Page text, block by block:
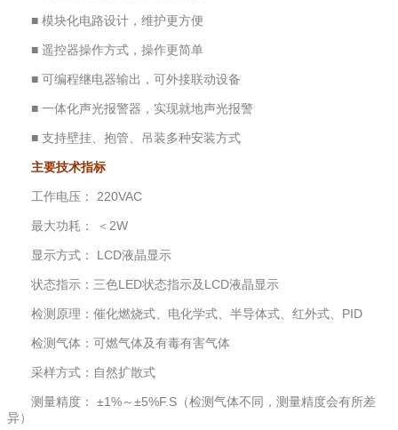
■ 模块化电路设计，维护更方便
■ 遥控器操作方式，操作更简单
■ 可编程继电器输出，可外接联动设备
■ 一体化声光报警器，实现就地声光报警
■ 支持壁挂、抱管、吊装多种安装方式
主要技术指标
工作电压： 220VAC
最大功耗： ＜2W
显示方式： LCD液晶显示
状态指示：三色LED状态指示及LCD液晶显示
检测原理：催化燃烧式、电化学式、半导体式、红外式、PID
检测气体：可燃气体及有毒有害气体
采样方式：自然扩散式
测量精度： ±1%～±5%F.S（检测气体不同，测量精度会有所差
异）